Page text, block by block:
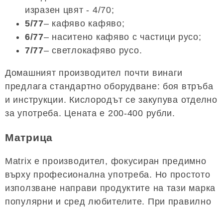
изразен цвят - 4/70;
5/77– кафяво кафяво;
6/77– наситено кафяво с частици русо;
7/77– светлокафяво русо.
Домашният производител почти винаги
предлага стандартно оборудване: боя втръба
и инструкции. Кислородът се закупува отделно
за употреба. Цената е 200-400 рубли.
Матрица
Matrix е производител, фокусиран предимно
върху професионална употреба. Но простото
използване направи продуктите на тази марка
популярни и сред любителите. При правилно